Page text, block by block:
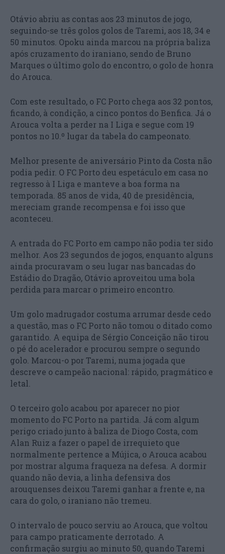
Otávio abriu as contas aos 23 minutos de jogo,
seguindo-se três golos golos de Taremi, aos 18, 34 e
50 minutos. Opoku ainda marcou na própria baliza
após cruzamento do iraniano, sendo de Bruno
Marques o último golo do encontro, o golo de honra
do Arouca.
Com este resultado, o FC Porto chega aos 32 pontos,
ficando, à condição, a cinco pontos do Benfica. Já o
Arouca volta a perder na I Liga e segue com 19
pontos no 10.º lugar da tabela do campeonato.
Melhor presente de aniversário Pinto da Costa não
podia pedir. O FC Porto deu espetáculo em casa no
regresso à I Liga e manteve a boa forma na
temporada. 85 anos de vida, 40 de presidência,
mereciam grande recompensa e foi isso que
aconteceu.
A entrada do FC Porto em campo não podia ter sido
melhor. Aos 23 segundos de jogos, enquanto alguns
ainda procuravam o seu lugar nas bancadas do
Estádio do Dragão, Otávio aproveitou uma bola
perdida para marcar o primeiro encontro.
Um golo madrugador costuma arrumar desde cedo
a questão, mas o FC Porto não tomou o ditado como
garantido. A equipa de Sérgio Conceição não tirou
o pé do acelerador e procurou sempre o segundo
golo. Marcou-o por Taremi, numa jogada que
descreve o campeão nacional: rápido, pragmático e
letal.
O terceiro golo acabou por aparecer no pior
momento do FC Porto na partida. Já com algum
perigo criado junto à baliza de Diogo Costa, com
Alan Ruiz a fazer o papel de irrequieto que
normalmente pertence a Mújica, o Arouca acabou
por mostrar alguma fraqueza na defesa. A dormir
quando não devia, a linha defensiva dos
arouquenses deixou Taremi ganhar a frente e, na
cara do golo, o iraniano não tremeu.
O intervalo de pouco serviu ao Arouca, que voltou
para campo praticamente derrotado. A
confirmação surgiu ao minuto 50, quando Taremi